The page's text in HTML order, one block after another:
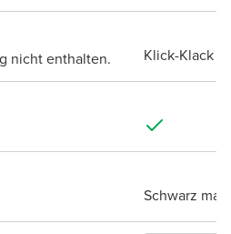
nicht enthalten.
Klick-Klack
Schwarz matt